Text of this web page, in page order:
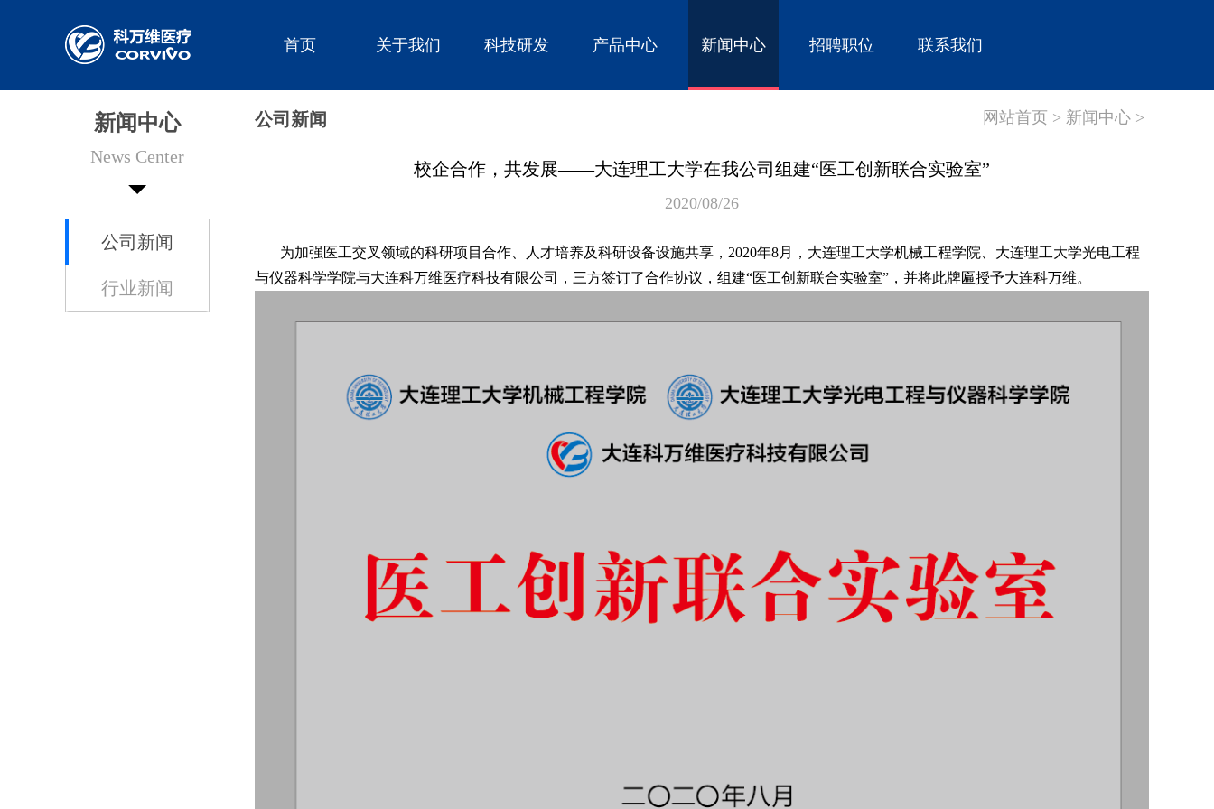
首页 关于我们 科技研发 产品中心 新闻中心 招聘职位 联系我们
新闻中心
News Center
公司新闻
行业新闻
公司新闻 网站首页 > 新闻中心 >
校企合作，共发展——大连理工大学在我公司组建“医工创新联合实验室”
2020/08/26
为加强医工交叉领域的科研项目合作、人才培养及科研设备设施共享，2020年8月，大连理工大学机械工程学院、大连理工大学光电工程
与仪器科学学院与大连科万维医疗科技有限公司，三方签订了合作协议，组建“医工创新联合实验室”，并将此牌匾授予大连科万维。